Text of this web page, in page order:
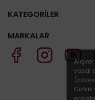
yasal
Gizlilik
KATEGORİLER
MARKALAR